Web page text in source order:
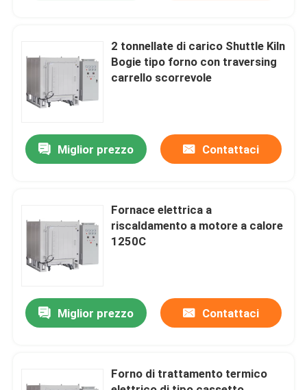
Video
Visita alla fabbrica
Controllo della qualità
Chiedi un preventivo
Programtherm
Forno a muffle ad alta temperatura
2 tonnellate di carico Shuttle Kiln
Bogie tipo forno con traversing
carrello scorrevole
Miglior prezzo Contattaci
Fornace elettrica a
riscaldamento a motore a calore
1250C
Miglior prezzo Contattaci
Forno di trattamento termico